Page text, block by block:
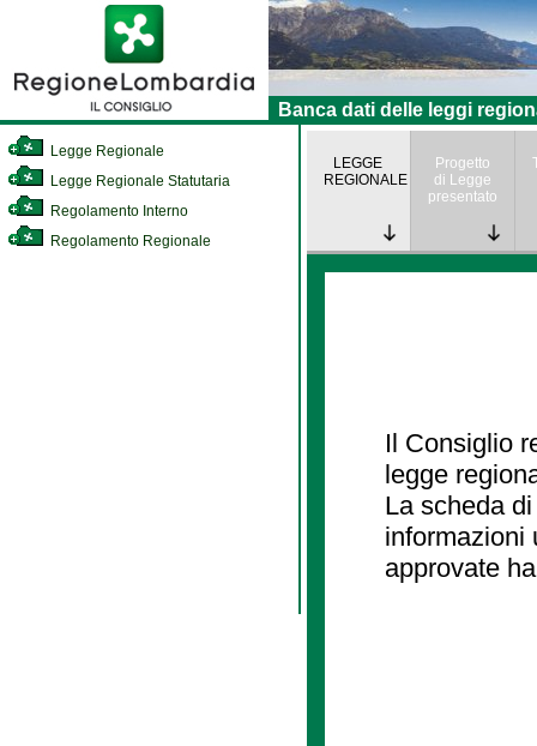
Banca dati delle leggi
Legge Regionale
Legge Regionale Statutaria
Regolamento Interno
Regolamento Regionale
LEGGE
REGIONALE
Progetto
di Legge
presentato
Il Consiglio
legge
La scheda
informazioni
approvate